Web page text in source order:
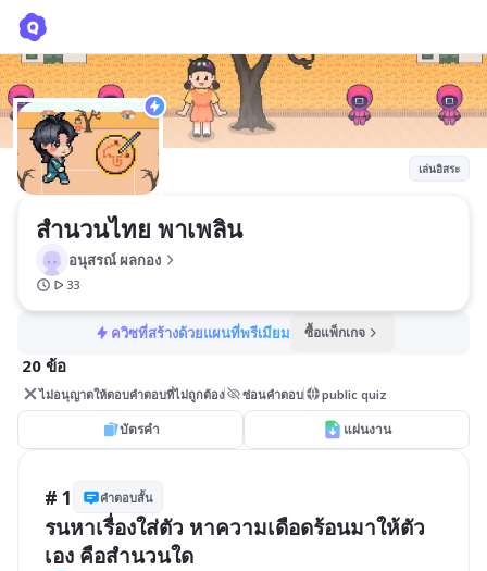
เล่นอิสระ
สำนวนไทย พาเพลิน
อนุสรณ์ ผลกอง
33
ควิซที่สร้างด้วยแผนที่พรีเมียม ซื้อแพ็กเกจ
20 ข้อ
ไม่อนุญาตให้ตอบคำตอบที่ไม่ถูกต้อง ซ่อนคำตอบ public quiz
บัตรคำ แผ่นงาน
# 1 คำตอบสั้น
รนหาเรื่องใส่ตัว หาความเดือดร้อนมาให้ตัว
เอง คือสำนวนใด